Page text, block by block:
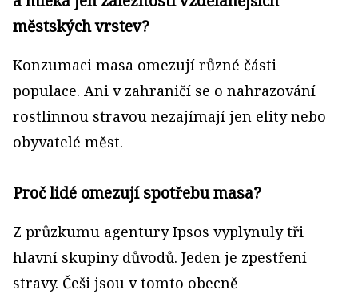
městských vrstev?
Konzumaci masa omezují různé části
populace. Ani v zahraničí se o nahrazování
rostlinnou stravou nezajímají jen elity nebo
obyvatelé měst.
Proč lidé omezují spotřebu masa?
Z průzkumu agentury Ipsos vyplynuly tři
hlavní skupiny důvodů. Jeden je zpestření
stravy. Češi jsou v tomto obecně